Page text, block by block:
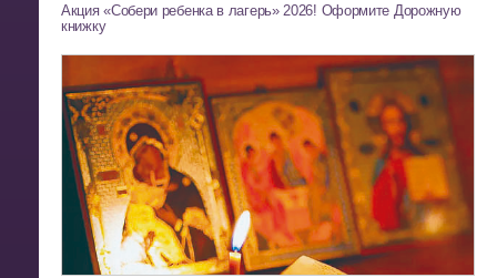
Акция «Собери ребенка в лагерь» 2026! Оформите Дорожную
книжку